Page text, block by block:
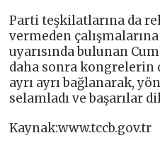
Parti teşkilatlarına da
vermeden
uyarısında bulunan
daha sonra kongrelerin
ayrı ayrı bağlanarak,
selamladı ve başarılar
Kaynak:www.tccb.gov.tr